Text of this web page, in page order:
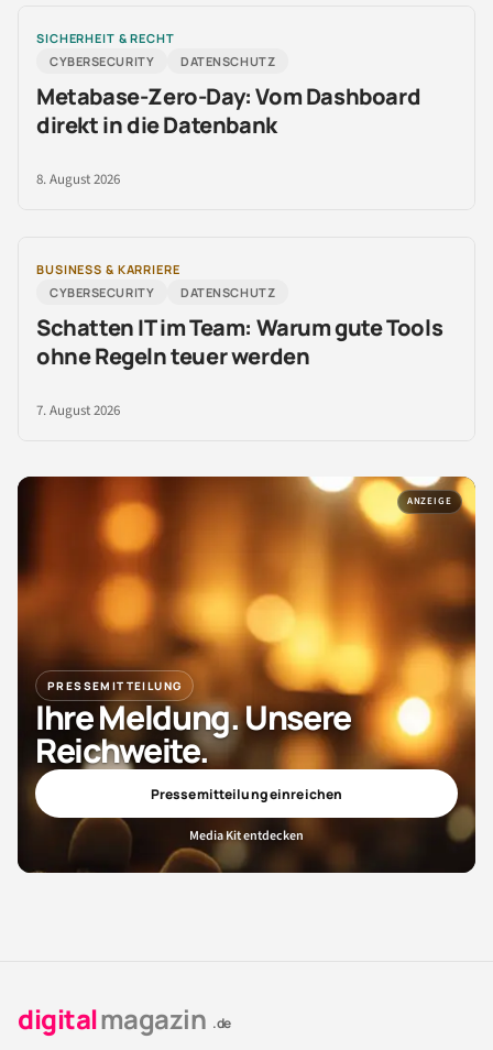
SICHERHEIT & RECHT
CYBERSECURITY
DATENSCHUTZ
Metabase-Zero-Day: Vom Dashboard
direkt in die Datenbank
8. August 2026
BUSINESS & KARRIERE
CYBERSECURITY
DATENSCHUTZ
Schatten IT im Team: Warum gute Tools
ohne Regeln teuer werden
7. August 2026
ANZEIGE
PRESSEMITTEILUNG
Ihre Meldung. Unsere
Reichweite.
Pressemitteilung einreichen
Media Kit entdecken
digitalmagazin .de